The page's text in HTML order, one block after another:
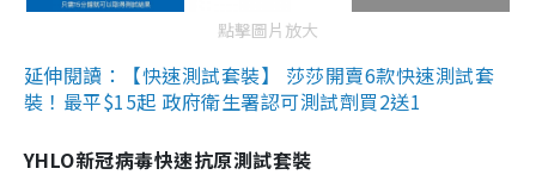
點擊圖片放大
延伸閱讀：【快速測試套裝】 莎莎開賣6款快速測試套
裝！最平$15起 政府衛生署認可測試劑買2送1
YHLO新冠病毒快速抗原測試套裝